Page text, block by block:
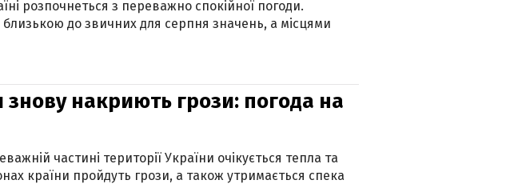
розпочнеться з переважно спокійної погоди.
до звичних для серпня значень, а місцями
знову накриють грози: погода на
частині території України очікується тепла та
країни пройдуть грози, а також утримається спека